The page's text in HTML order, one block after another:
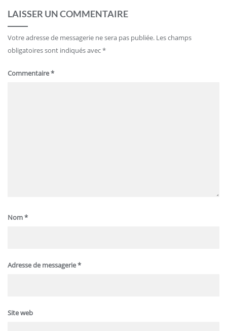
LAISSER UN COMMENTAIRE
Votre adresse de messagerie ne sera pas publiée. Les champs
obligatoires sont indiqués avec*
Commentaire*
Nom*
Adresse de messagerie*
Site web